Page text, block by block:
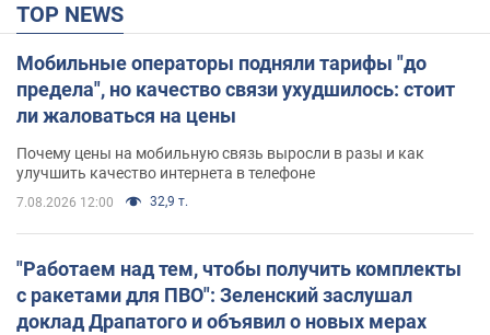
TOP NEWS
Мобильные операторы подняли тарифы "до
предела", но качество связи ухудшилось: стоит
ли жаловаться на цены
Почему цены на мобильную связь выросли в разы и как
улучшить качество интернета в телефоне
7.08.2026 12:00 32,9 т.
"Работаем над тем, чтобы получить комплекты
с ракетами для ПВО": Зеленский заслушал
доклад Драпатого и объявил о новых мерах